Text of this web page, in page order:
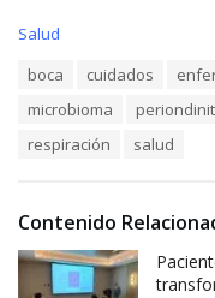
C
s
:
Salud
boca cuidados
microbioma
respiración
salud
Contenido